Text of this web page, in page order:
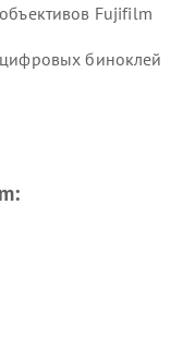
Fujifilm
биноклей